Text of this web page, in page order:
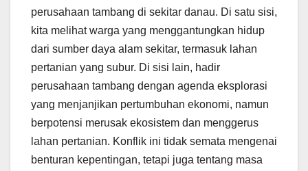
perusahaan tambang di sekitar danau. Di satu sisi,
kita melihat warga yang menggantungkan hidup
dari sumber daya alam sekitar, termasuk lahan
pertanian yang subur. Di sisi lain, hadir
perusahaan tambang dengan agenda eksplorasi
yang menjanjikan pertumbuhan ekonomi, namun
berpotensi merusak ekosistem dan menggerus
lahan pertanian. Konflik ini tidak semata mengenai
benturan kepentingan, tetapi juga tentang masa